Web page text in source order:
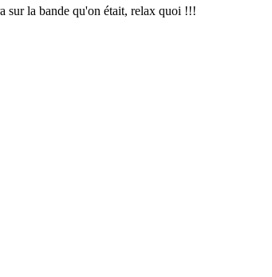
sur la bande qu'on était, relax quoi !!!